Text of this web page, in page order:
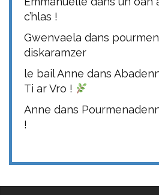
c’hlas !
Gwenvaela dans
diskaramzer
le bail Anne dans
Ti ar Vro !
Anne dans
!